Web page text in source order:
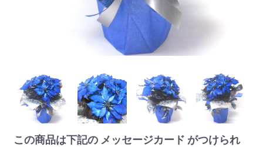
この商品は下記の メッセージカード がつけられ